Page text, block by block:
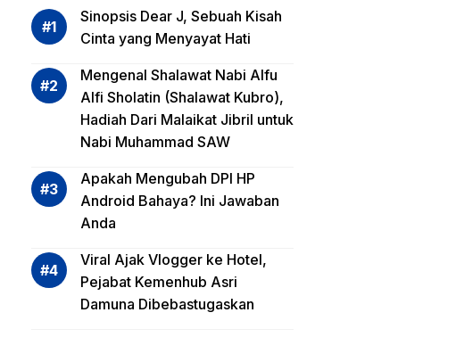
si
Risiko
asi
Reksa
Sinopsis Dear J, Sebuah Kisah
Cinta yang Menyayat Hati
Mengenal Shalawat Nabi Alfu
Alfi Sholatin (Shalawat Kubro),
Hadiah Dari Malaikat Jibril untuk
Nabi Muhammad SAW
Apakah Mengubah DPI HP
Android Bahaya? Ini Jawaban
Anda
Viral Ajak Vlogger ke Hotel,
Pejabat Kemenhub Asri
Damuna Dibebastugaskan